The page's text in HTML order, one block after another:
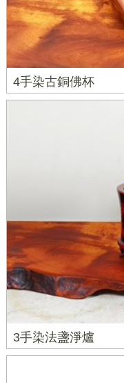
4手染古銅佛杯
3手染法盞淨爐